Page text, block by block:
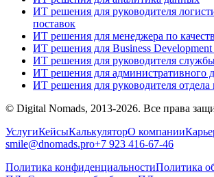
ИТ решения для руководителя
поставок
ИТ решения для менеджера по
ИТ решения для Business Development
ИТ решения для руководителя
ИТ решения для административного
ИТ решения для руководителя отдела
© Digital Nomads, 2013-2026. Все права
УслугиКейсыКалькуляторО компании
smile@dnomads.pro+7 923 416-67-46
Политика конфиденциальностиПолитика